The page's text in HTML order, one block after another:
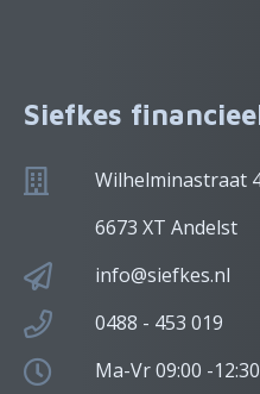
Siefkes
Wilhelminastraat
6673 XT Andelst
info@siefkes.nl
0488 - 453 019
Ma-Vr 09:00 -